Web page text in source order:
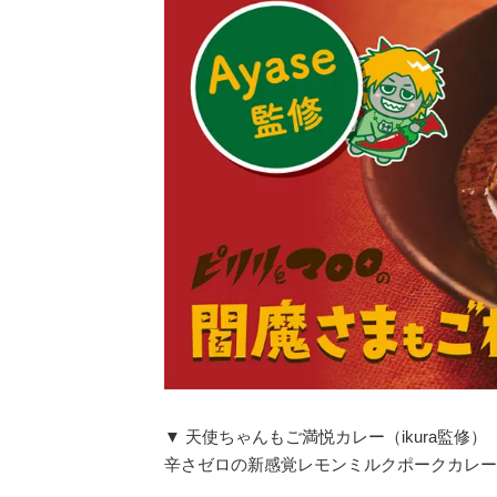
▼ 天使ちゃんもご満悦カレー（ikura監修）
辛さゼロの新感覚レモンミルクポークカレ